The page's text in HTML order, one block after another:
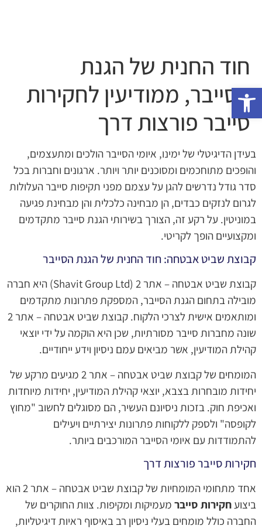
חוד החנית של הגנת
הסייבר, ממודיעין לחקירות
סייבר פורצות דרך
בעידן הדיגיטלי של ימינו, איומי הסייבר הולכים ומתעצמים,
והופכים מתוחכמים ומסוכנים יותר ויותר. ארגונים וחברות בכל
סדר גודל נדרשים להגן על עצמם מפני תקיפות סייבר העלולות
לגרום לנזקים כבדים, הן מבחינה כלכלית והן מבחינת פגיעה
במוניטין. על רקע זה, הצורך בשירותי הגנת סייבר מתקדמים
ומקצועיים הופך לקריטי.
קבוצת שביט אבטחה: חוד החנית של הגנת הסייבר
קבוצת שביט אבטחה – אתר 2 (Shavit Group Ltd) היא חברה
מובילה בתחום הגנת הסייבר, המספקת פתרונות מתקדמים
ומותאמים אישית לצרכי הלקוח. קבוצת שביט אבטחה – אתר 2
שונה מחברות סייבר מסורתיות, שכן היא הוקמה על ידי יוצאי
קהילת המודיעין, אשר מביאים עמם ניסיון וידע ייחודיים.
המומחים של קבוצת שביט אבטחה – אתר 2 מגיעים מרקע של
יחידות מובחרות בצבא, יוצאי קהילת המודיעין, יחידות מיוחדות
ואכיפת חוק. בזכות ניסיונם העשיר, הם מסוגלים לחשוב "מחוץ
לקופסה" ולספק ללקוחות פתרונות יצירתיים ויעילים
להתמודדות עם איומי הסייבר המורכבים ביותר.
חקירות סייבר פורצות דרך
אחד מתחומי המומחיות של קבוצת שביט אבטחה – אתר 2 הוא
ביצועחקירות סייבר מעמיקות ומקיפות. צוות החוקרים של
החברה כולל מומחים בעלי ניסיון רב באיסוף ראיות דיגיטליות,
פתח סרגל נגישות